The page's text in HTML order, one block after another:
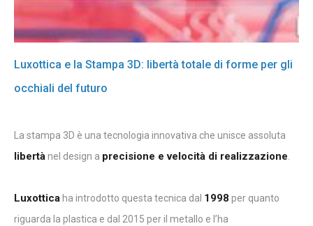
Luxottica e la Stampa 3D: libertà totale di forme per gli
occhiali del futuro
La stampa 3D è una tecnologia innovativa che unisce assoluta
libertànel design a precisione e velocità di realizzazione.
Luxottica ha introdotto questa tecnica dal 1998 per quanto
riguarda la plastica e dal 2015 per il metallo e l’ha